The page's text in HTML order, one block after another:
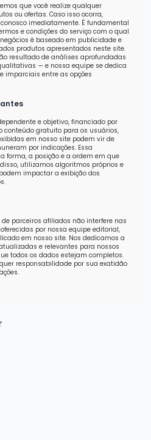
que você realize qualquer
ou ofertas. Caso isso ocorra,
imediatamente. É fundamental
e condições do serviço com o qual
é baseado em publicidade e
produtos apresentados neste site.
resultado de análises aprofundadas
— e nossa equipe se dedica
imparciais entre as opções
e objetivo, financiado por
conteúdo gratuito para os usuários,
em nosso site podem vir de
por indicações. Essa
forma, a posição e a ordem em que
utilizamos algoritmos próprios e
impactar a exibição dos
parceiros afiliados não interfere nas
por nossa equipe editorial,
em nosso site. Nos dedicamos a
e relevantes para nossos
todos os dados estejam completos.
responsabilidade por sua exatidão